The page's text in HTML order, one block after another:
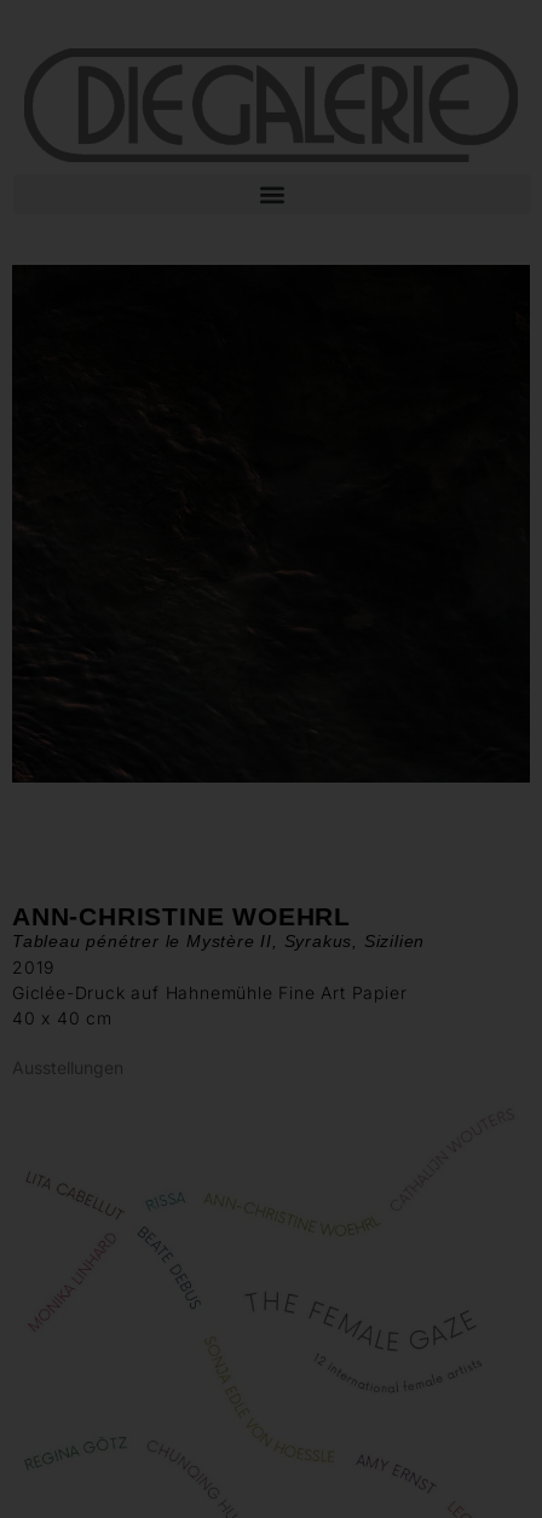
ANN-CHRISTINE WOEHRL
Tableau pénétrer le Mystère II, Syrakus, Sizilien
2019
Giclée-Druck auf Hahnemühle Fine Art Papier
40 x 40 cm
Ausstellungen